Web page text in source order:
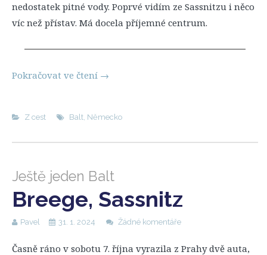
nedostatek pitné vody. Poprvé vidím ze Sassnitzu i něco
víc než přístav. Má docela příjemné centrum.
Pokračovat ve čtení →
Z cest Balt, Německo
Ještě jeden Balt
Breege, Sassnitz
Pavel 31. 1. 2024 Žádné komentáře
Časně ráno v sobotu 7. října vyrazila z Prahy dvě auta,